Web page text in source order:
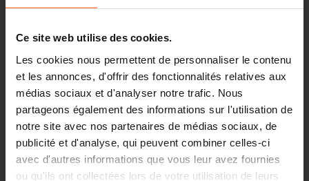
Ce site web utilise des cookies.
Les cookies nous permettent de personnaliser le contenu
et les annonces, d'offrir des fonctionnalités relatives aux
médias sociaux et d'analyser notre trafic. Nous
partageons également des informations sur l'utilisation de
notre site avec nos partenaires de médias sociaux, de
publicité et d'analyse, qui peuvent combiner celles-ci
avec d'autres informations que vous leur avez fournies
ou qu'ils ont collectées lors de votre utilisation de leurs
Seattle – Popup park